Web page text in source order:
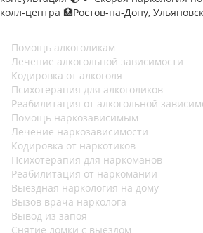
колл-центра 🏥Ростов-на-Дону,
Помощь алкоголикам
Лечение алкогольной зависимости
Кодировка от алкоголя
Психотерапия для алкоголиков
Реабилитация от алкогольной
Помощь наркозависимым
Лечение наркозависимости
Кодировка от наркотиков
Психотерапия для наркоманов
Реабилитация от наркомании
Выездная наркология на дому
Вызов врача нарколога
Вывод из запоя
Снятие ломки с выездом